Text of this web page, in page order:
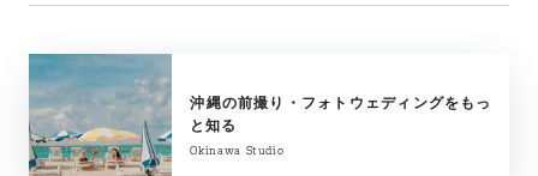
沖縄の前撮り・フォトウェディングをもっ
と知る
Okinawa Studio